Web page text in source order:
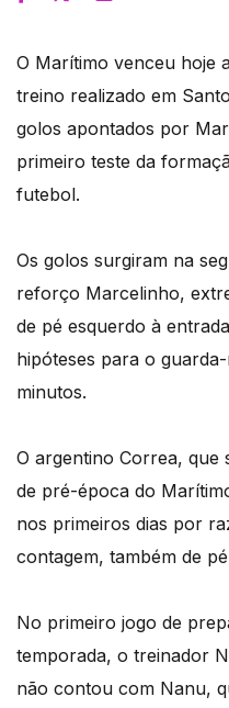
O Marítimo venceu hoje
treino realizado em
golos apontados por
primeiro teste da
futebol.
Os golos surgiram na
reforço Marcelinho,
de pé esquerdo à
hipóteses para o
minutos.
O argentino Correa, que
de pré-época do
nos primeiros dias por
contagem, também de
No primeiro jogo de
temporada, o treinador
não contou com Nanu,